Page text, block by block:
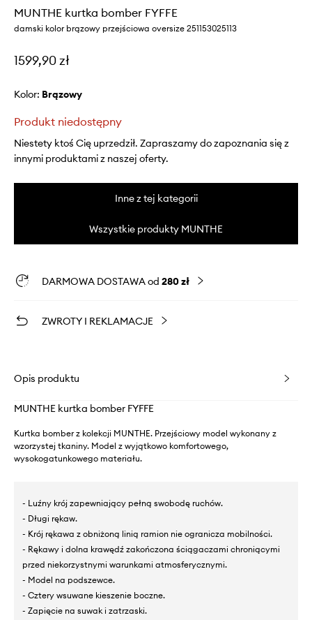
MUNTHE kurtka bomber FYFFE
damski kolor brązowy przejściowa oversize 251153025113
1599,90 zł
Kolor: brązowy
Produkt niedostępny
Niestety ktoś Cię uprzedził. Zapraszamy do zapoznania się z
innymi produktami z naszej oferty.
Inne z tej kategorii
Wszystkie produkty MUNTHE
DARMOWA DOSTAWA od 280 zł
ZWROTY I REKLAMACJE
Opis produktu
MUNTHE kurtka bomber FYFFE
Kurtka bomber z kolekcji MUNTHE. Przejściowy model wykonany z
wzorzystej tkaniny. Model z wyjątkowo komfortowego,
wysokogatunkowego materiału.
- Luźny krój zapewniający pełną swobodę ruchów.
- Długi rękaw.
- Krój rękawa z obniżoną linią ramion nie ogranicza mobilności.
- Rękawy i dolna krawędź zakończona ściągaczami chroniącymi
przed niekorzystnymi warunkami atmosferycznymi.
- Model na podszewce.
- Cztery wsuwane kieszenie boczne.
- Zapięcie na suwak i zatrzaski.